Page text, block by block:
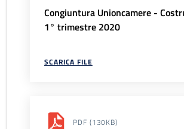
Congiuntura Unioncamere -
1° trimestre 2020
SCARICA FILE
PDF (130KB)